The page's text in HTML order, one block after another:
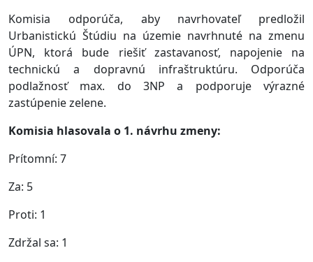
Komisia odporúča, aby navrhovateľ predložil
Urbanistickú Štúdiu na územie navrhnuté na zmenu
ÚPN, ktorá bude riešiť zastavanosť, napojenie na
technickú a dopravnú infraštruktúru. Odporúča
podlažnosť max. do 3NP a podporuje výrazné
zastúpenie zelene.
Komisia hlasovala o 1. návrhu zmeny:
Prítomní: 7
Za: 5
Proti: 1
Zdržal sa: 1